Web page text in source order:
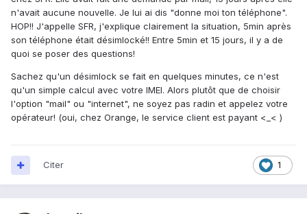
n'avait aucune nouvelle. Je lui ai dis "donne moi ton téléphone".
HOP!! J'appelle SFR, j'explique clairement la situation, 5min après
son téléphone était désimlocké!! Entre 5min et 15 jours, il y a de
quoi se poser des questions!
Sachez qu'un désimlock se fait en quelques minutes, ce n'est
qu'un simple calcul avec votre IMEI. Alors plutôt que de choisir
l'option "mail" ou "internet", ne soyez pas radin et appelez votre
opérateur! (oui, chez Orange, le service client est payant <_< )
1
Citer